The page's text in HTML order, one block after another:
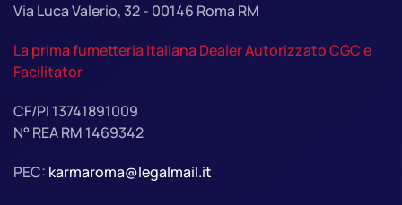
Via Luca Valerio, 32 - 00146 Roma RM
La prima fumetteria Italiana Dealer Autorizzato CGC e
Facilitator
CF/PI 13741891009
N° REA RM 1469342
PEC: karmaroma@legalmail.it